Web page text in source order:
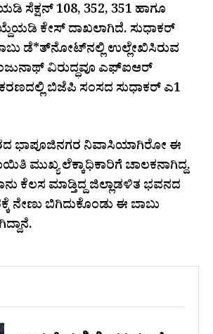
ಸೆಕ್ಷನ್ 108, 352, 351 ಹಾಗೂ
ಕೇಸ್​ ದಾಖಲಾಗಿದೆ. ಸುಧಾಕರ್
ಡೆ*ತ್​ನೋಟ್​​ನಲ್ಲಿ ಉಲ್ಲೇಖಿಸಿರುವ
ವಿರುದ್ಧವೂ ಎಫ್ಐಆರ್
ಬಿಜೆಪಿ ಸಂಸದ ಸುಧಾಕರ್​ ಎ1
ಭಾಪೂಜಿನಗರ ನಿವಾಸಿಯಾಗಿರೋ ಈ
ಮುಖ್ಯ ಲೆಕ್ಕಾಧಿಕಾರಿಗೆ ಚಾಲಕನಾಗಿದ್ದ.
ಕೆಲಸ ಮಾಡ್ತಿದ್ದ ಜಿಲ್ಲಾಡಳಿತ ಭವನದ
ನೇಣು ಬಿಗಿದುಕೊಂಡು ಈ ಬಾಬು